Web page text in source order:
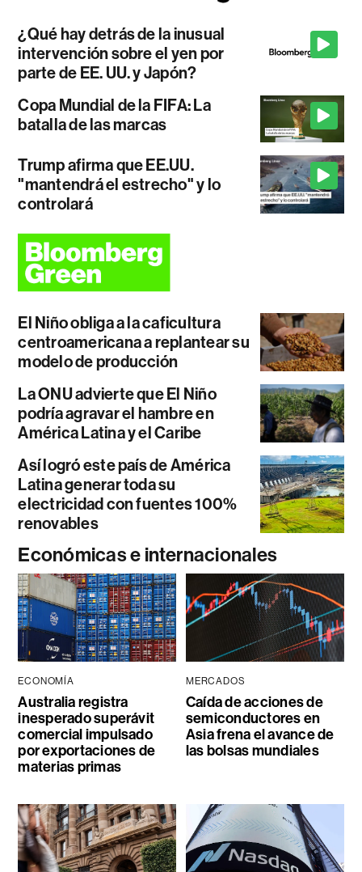
¿Qué hay detrás de la inusual
intervención sobre el yen por
parte de EE. UU. y Japón?
Copa Mundial de la FIFA: La
batalla de las marcas
Trump afirma que EE.UU.
"mantendrá el estrecho" y lo
controlará
El Niño obliga a la caficultura
centroamericana a replantear su
modelo de producción
La ONU advierte que El Niño
podría agravar el hambre en
América Latina y el Caribe
Así logró este país de América
Latina generar toda su
electricidad con fuentes 100%
renovables
Económicas e internacionales
ECONOMÍA
Australia registra
inesperado superávit
comercial impulsado
por exportaciones de
materias primas
MERCADOS
Caída de acciones de
semiconductores en
Asia frena el avance de
las bolsas mundiales